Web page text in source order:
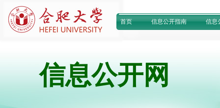
首页 信息公开指南 信息
信息公开网